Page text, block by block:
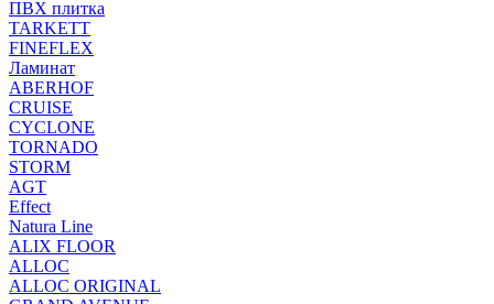
ПВХ плитка
TARKETT
FINEFLEX
Ламинат
ABERHOF
CRUISE
CYCLONE
TORNADO
STORM
AGT
Effect
Natura Line
ALIX FLOOR
ALLOC
ALLOC ORIGINAL